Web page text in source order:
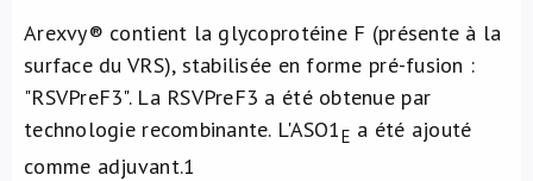
Arexvy® contient la glycoprotéine F (présente à la
surface du VRS), stabilisée en forme pré-fusion :
"RSVPreF3". La RSVPreF3 a été obtenue par
technologie recombinante. L'ASO1E a été ajouté
comme adjuvant.1